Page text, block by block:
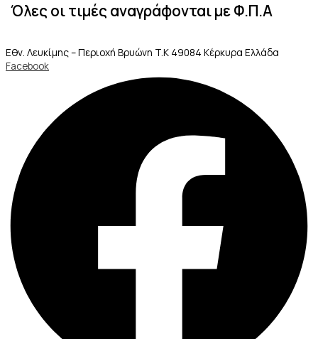
Όλες οι τιμές αναγράφονται με Φ.Π.Α
Εθν. Λευκίμης – Περιοχή Βρυώνη T.K 49084 Κέρκυρα Ελλάδα
Facebook